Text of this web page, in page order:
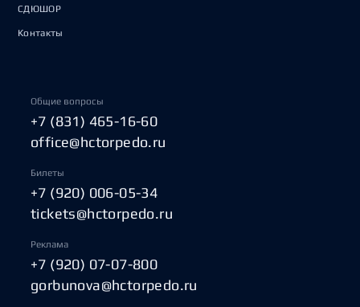
СДЮШОР
Контакты
Общие вопросы
+7 (831) 465-16-60
office@hctorpedo.ru
Билеты
+7 (920) 006-05-34
tickets@hctorpedo.ru
Реклама
+7 (920) 07-07-800
gorbunova@hctorpedo.ru